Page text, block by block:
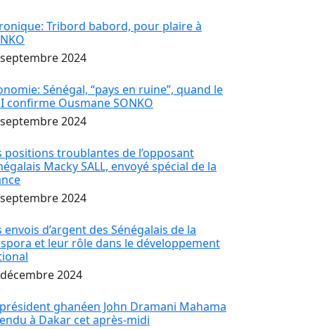
Tribord babord, pour plaire à
2024
Sénégal, “pays en ruine”, quand le
confirme Ousmane SONKO
2024
positions troublantes de l’opposant
Macky SALL, envoyé spécial de la
2024
envois d’argent des Sénégalais de la
et leur rôle dans le développement
2024
ghanéen John Dramani Mahama
à Dakar cet après-midi